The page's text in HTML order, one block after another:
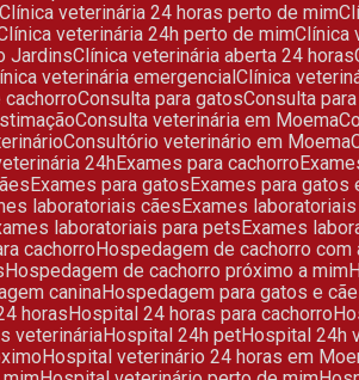
Clínica veterinária 24 horas perto de mim
Clínica veterinária 24h perto de mim
Jardins Clínica veterinária aberta 24 horas
veterinária emergencial Clínica
cachorro Consulta para gatos Consulta
Consulta veterinária em Moema
Consultório veterinário em Moema
24h Exames para cachorro
Exames para gatos Exames para
laboratoriais cães Exames
laboratoriais para pets Exames
cachorro Hospedagem de cachorro
Hospedagem de cachorro próximo a mim
canina Hospedagem para gatos e
horas Hospital 24 horas para cachorro
veterinária Hospital 24h pet Hospital 24h
Hospital veterinário 24 horas em